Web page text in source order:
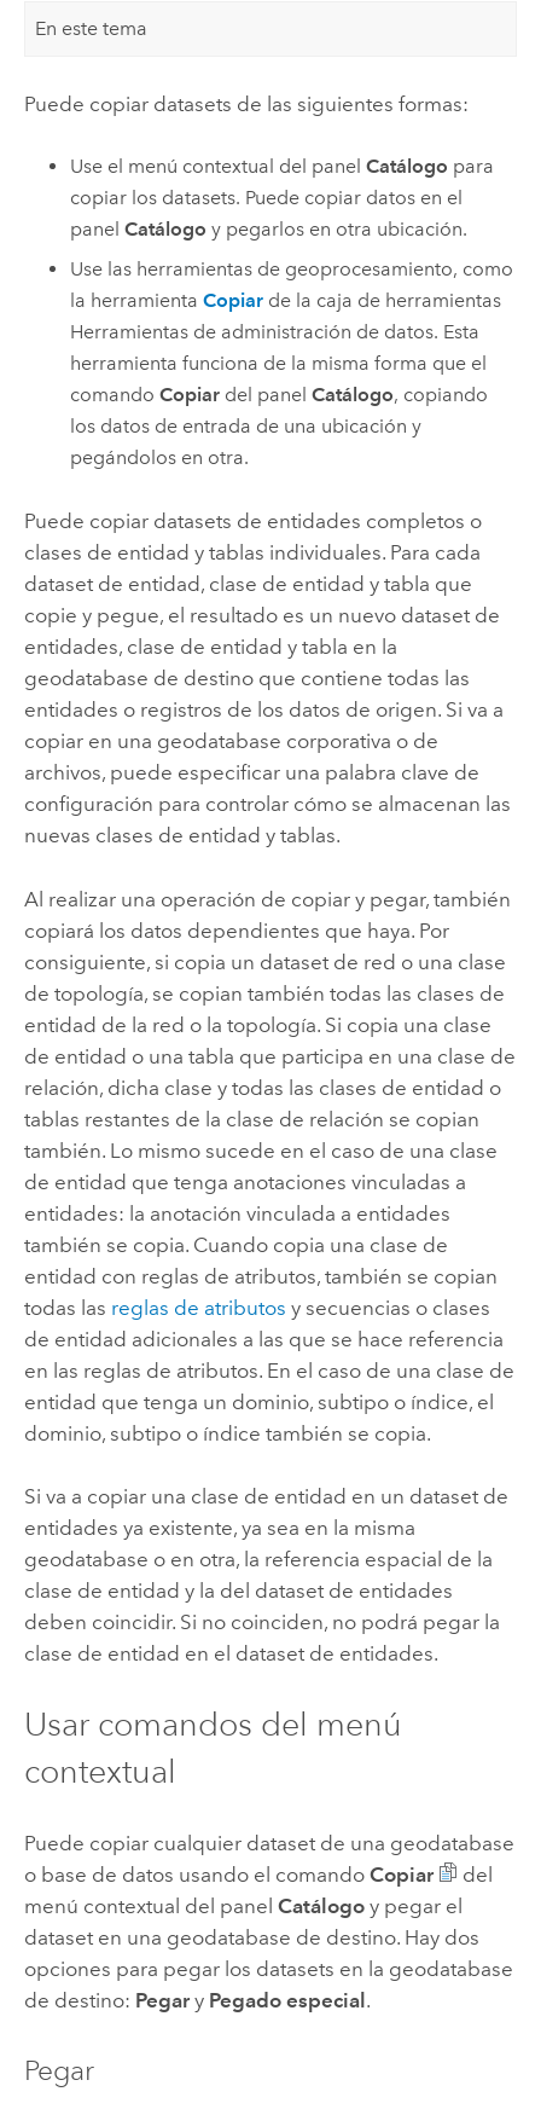
En este tema
Puede copiar datasets de las siguientes formas:
Use el menú contextual del panelCatálogo para
copiar los datasets. Puede copiar datos en el
panelCatálogo y pegarlos en otra ubicación.
Use las herramientas de geoprocesamiento, como
la herramientaCopiar de la caja de herramientas
Herramientas de administración de datos. Esta
herramienta funciona de la misma forma que el
comandoCopiar del panelCatálogo, copiando
los datos de entrada de una ubicación y
pegándolos en otra.
Puede copiar datasets de entidades completos o
clases de entidad y tablas individuales. Para cada
dataset de entidad, clase de entidad y tabla que
copie y pegue, el resultado es un nuevo dataset de
entidades, clase de entidad y tabla en la
geodatabase de destino que contiene todas las
entidades o registros de los datos de origen. Si va a
copiar en una geodatabase corporativa o de
archivos, puede especificar una palabra clave de
configuración para controlar cómo se almacenan las
nuevas clases de entidad y tablas.
Al realizar una operación de copiar y pegar, también
copiará los datos dependientes que haya. Por
consiguiente, si copia un dataset de red o una clase
de topología, se copian también todas las clases de
entidad de la red o la topología. Si copia una clase
de entidad o una tabla que participa en una clase de
relación, dicha clase y todas las clases de entidad o
tablas restantes de la clase de relación se copian
también. Lo mismo sucede en el caso de una clase
de entidad que tenga anotaciones vinculadas a
entidades: la anotación vinculada a entidades
también se copia. Cuando copia una clase de
entidad con reglas de atributos, también se copian
todas las reglas de atributos y secuencias o clases
de entidad adicionales a las que se hace referencia
en las reglas de atributos. En el caso de una clase de
entidad que tenga un dominio, subtipo o índice, el
dominio, subtipo o índice también se copia.
Si va a copiar una clase de entidad en un dataset de
entidades ya existente, ya sea en la misma
geodatabase o en otra, la referencia espacial de la
clase de entidad y la del dataset de entidades
deben coincidir. Si no coinciden, no podrá pegar la
clase de entidad en el dataset de entidades.
Usar comandos del menú
contextual
Puede copiar cualquier dataset de una geodatabase
o base de datos usando el comando Copiar
del
menú contextual del panel Catálogoy pegar el
dataset en una geodatabase de destino. Hay dos
opciones para pegar los datasets en la geodatabase
de destino: Pegary Pegado especial.
Pegar